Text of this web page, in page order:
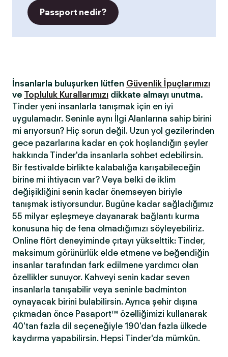
Passport nedir?
İnsanlarla buluşurken lütfen Güvenlik İpuçlarımızı
ve Topluluk Kurallarımızı dikkate almayı unutma.
Tinder yeni insanlarla tanışmak için en iyi
uygulamadır. Seninle aynı İlgi Alanlarına sahip birini
mi arıyorsun? Hiç sorun değil. Uzun yol gezilerinden
gece pazarlarına kadar en çok hoşlandığın şeyler
hakkında Tinder'da insanlarla sohbet edebilirsin.
Bir festivalde birlikte kalabalığa karışabileceğin
birine mi ihtiyacın var? Veya belki de iklim
değişikliğini senin kadar önemseyen biriyle
tanışmak istiyorsundur. Bugüne kadar sağladığımız
55 milyar eşleşmeye dayanarak bağlantı kurma
konusuna hiç de fena olmadığımızı söyleyebiliriz.
Online flört deneyiminde çıtayı yükselttik: Tinder,
maksimum görünürlük elde etmene ve beğendiğin
insanlar tarafından fark edilmene yardımcı olan
özellikler sunuyor. Kahveyi senin kadar seven
insanlarla tanışabilir veya seninle badminton
oynayacak birini bulabilirsin. Ayrıca şehir dışına
çıkmadan önce Pasaport™ özelliğimizi kullanarak
40'tan fazla dil seçeneğiyle 190'dan fazla ülkede
kaydırma yapabilirsin. Hepsi Tinder'da mümkün.